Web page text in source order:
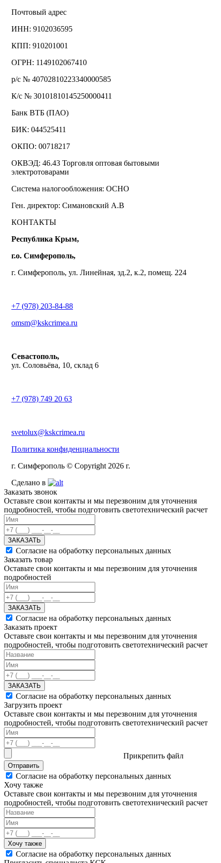
Почтовый адрес
ИНН: 9102036595
КПП: 910201001
ОГРН: 1149102067410
р/с № 40702810223340000585
К/с № 30101810145250000411
Банк ВТБ (ПАО)
БИК: 044525411
ОКПО: 00718217
ОКВЭД: 46.43 Торговля оптовая бытовыми
электротоварами
Система налогообложения: ОСНО
Ген. директор: Симановский А.В
КОНТАКТЫ
Республика Крым,
г.о. Симферополь,
г. Симферополь, ул. Линейная, зд.2, к.2, помещ. 224
+7 (978) 203-84-88
omsm@kskcrimea.ru
Севастополь,
ул. Соловьёва, 10, склад 6
+7 (978) 749 20 63
svetolux@kskcrimea.ru
Политика конфиденциальности
г. Симферополь © Copyright 2026 г.
Сделано в
Заказать звонок
Оставьте свои контакты и мы перезвоним для уточнения
подробностей, чтобы подготовить светотехнический расчет
ЗАКАЗАТЬ
Согласие на обработку персональных данных
Заказать товар
Оставьте свои контакты и мы перезвоним для уточнения
подробностей
ЗАКАЗАТЬ
Согласие на обработку персональных данных
Заказать проект
Оставьте свои контакты и мы перезвоним для уточнения
подробностей, чтобы подготовить светотехнический расчет
ЗАКАЗАТЬ
Согласие на обработку персональных данных
Загрузить проект
Оставьте свои контакты и мы перезвоним для уточнения
подробностей, чтобы подготовить светотехнический расчет
Прикрепить файл
Отправить
Согласие на обработку персональных данных
Хочу также
Оставьте свои контакты и мы перезвоним для уточнения
подробностей, чтобы подготовить светотехнический расчет
Хочу также
Согласие на обработку персональных данных